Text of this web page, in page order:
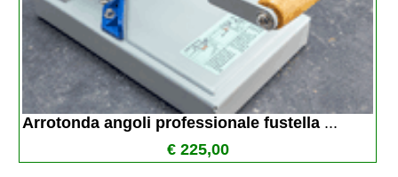
Arrotonda angoli professionale fustella ...
€ 225,00